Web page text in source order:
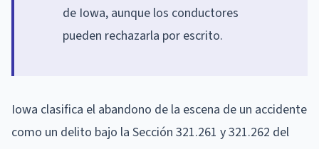
de Iowa, aunque los conductores
pueden rechazarla por escrito.
Iowa clasifica el abandono de la escena de un accidente
como un delito bajo la Sección 321.261 y 321.262 del